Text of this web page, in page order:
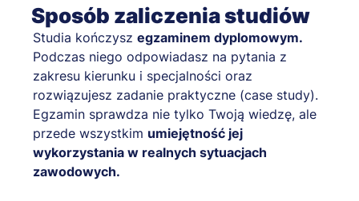
Sposób zaliczenia studiów
Studia kończysz egzaminem dyplomowym.
Podczas niego odpowiadasz na pytania z
zakresu kierunku i specjalności oraz
rozwiązujesz zadanie praktyczne (case study).
Egzamin sprawdza nie tylko Twoją wiedzę, ale
przede wszystkim umiejętność jej
wykorzystania w realnych sytuacjach
zawodowych.